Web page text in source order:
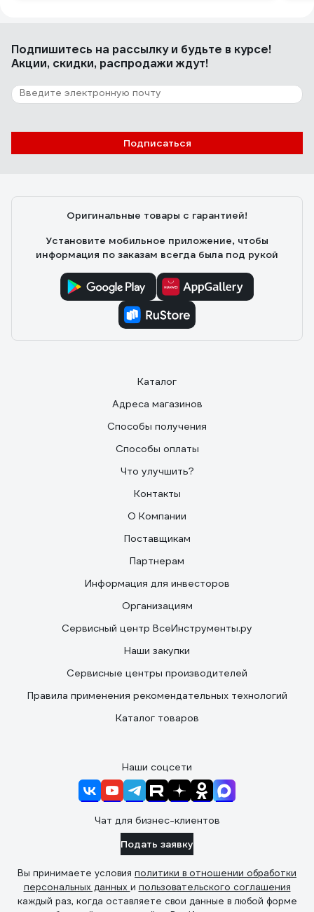
Подпишитесь на рассылкуи будьте в курсе!
Акции, скидки, распродажи ждут!
Подписаться
Оригинальные товары с гарантией!
Установите мобильное приложение, чтобы
информация по заказам всегда была под рукой
Каталог
Адреса магазинов
Способы получения
Способы оплаты
Что улучшить?
Контакты
О Компании
Поставщикам
Партнерам
Информация для инвесторов
Организациям
Сервисный центр ВсеИнструменты.ру
Наши закупки
Сервисные центры производителей
Правила применения рекомендательных технологий
Каталог товаров
Наши соцсети
Чат для бизнес-клиентов
Подать заявку
Вы принимаете условия политики в отношении обработки
персональных данных и пользовательского соглашения
каждый раз, когда оставляете свои данные в любой форме